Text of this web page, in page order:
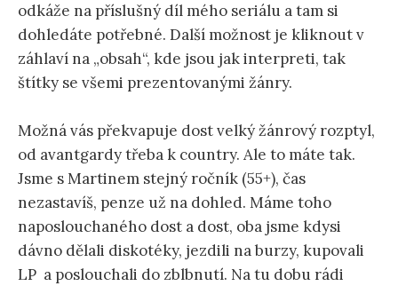
odkáže na příslušný díl mého seriálu a tam si
dohledáte potřebné. Další možnost je kliknout v
záhlaví na „obsah“, kde jsou jak interpreti, tak
štítky se všemi prezentovanými žánry.
Možná vás překvapuje dost velký žánrový rozptyl,
od avantgardy třeba k country. Ale to máte tak.
Jsme s Martinem stejný ročník (55+), čas
nezastavíš, penze už na dohled. Máme toho
naposlouchaného dost a dost, oba jsme kdysi
dávno dělali diskotéky, jezdili na burzy, kupovali
LP a poslouchali do zblbnutí. Na tu dobu rádi